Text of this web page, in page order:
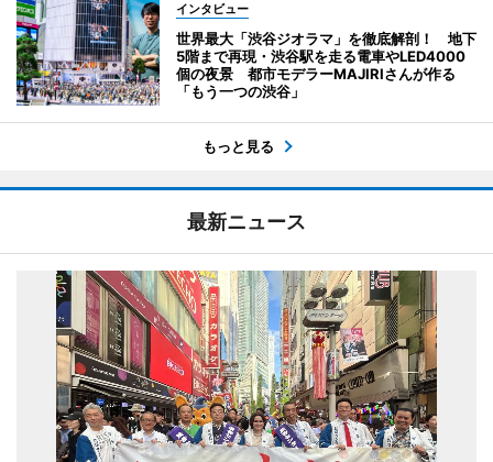
インタビュー
世界最大「渋谷ジオラマ」を徹底解剖！ 地下
5階まで再現・渋谷駅を走る電車やLED4000
個の夜景 都市モデラーMAJIRIさんが作る
「もう一つの渋谷」
もっと見る
最新ニュース